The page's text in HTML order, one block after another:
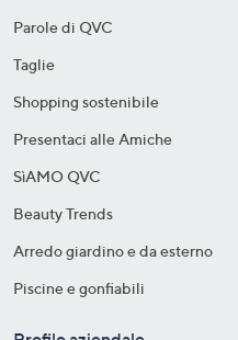
Parole di QVC
Taglie
Shopping sostenibile​
Presentaci alle Amiche
SìAMO QVC
Beauty Trends
Arredo giardino e da esterno
Piscine e gonfiabili